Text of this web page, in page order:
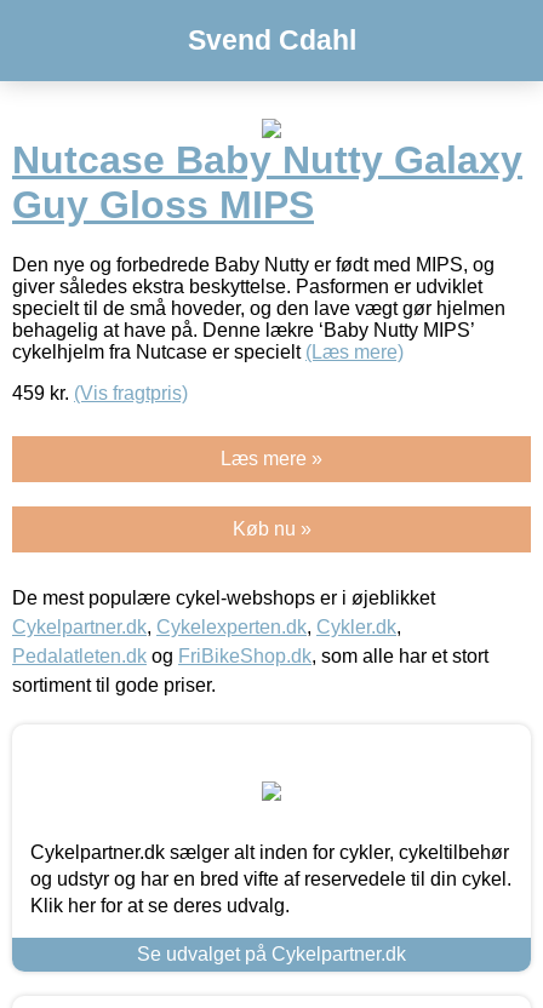
Svend Cdahl
Nutcase Baby Nutty Galaxy
Guy Gloss MIPS
Den nye og forbedrede Baby Nutty er født med MIPS, og
giver således ekstra beskyttelse. Pasformen er udviklet
specielt til de små hoveder, og den lave vægt gør hjelmen
behagelig at have på. Denne lækre ‘Baby Nutty MIPS’
cykelhjelm fra Nutcase er specielt (Læs mere)
459 kr. (Vis fragtpris)
Læs mere »
Køb nu »
De mest populære cykel-webshops er i øjeblikket
Cykelpartner.dk, Cykelexperten.dk, Cykler.dk,
Pedalatleten.dk og FriBikeShop.dk, som alle har et stort
sortiment til gode priser.
Cykelpartner.dk sælger alt inden for cykler, cykeltilbehør
og udstyr og har en bred vifte af reservedele til din cykel.
Klik her for at se deres udvalg.
Se udvalget på Cykelpartner.dk